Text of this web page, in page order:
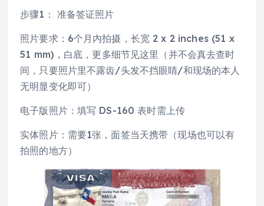
步骤1： 准备签证照片
照片要求：6个月内拍摄，长宽 2 x 2 inches (51 x
51 mm)，白底，更多细节见这里（并不会真去查时
间，只要照片里不露齿/头发不挡眼睛/和现场的本人
无明显变化即可）
电子版照片：填写 DS-160 表时需上传
实体照片：需要1张，面签当天携带（现场也可以有
拍照的地方）